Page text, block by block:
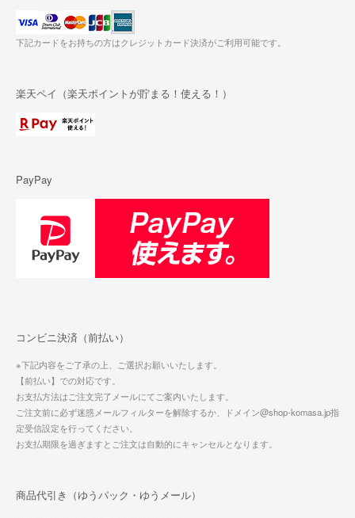
下記カードをお持ちの方はクレジットカード決済がご利用可能です。
楽天ペイ（楽天ポイントが貯まる！使える！）
PayPay
コンビニ決済（前払い）
※下記内容をご了承の上、ご選択お願いいたします。
【前払い】での対応です。
お支払方法はご注文完了メールにてご案内いたします。
ご注文前に必ず迷惑メールフィルターを解除するか、ドメイン@shop-komasa.jp指
定受信設定を行ってください。
お支払期限を過ぎますとご注文は自動的にキャンセルとなります。
商品代引き（ゆうパック・ゆうメール）